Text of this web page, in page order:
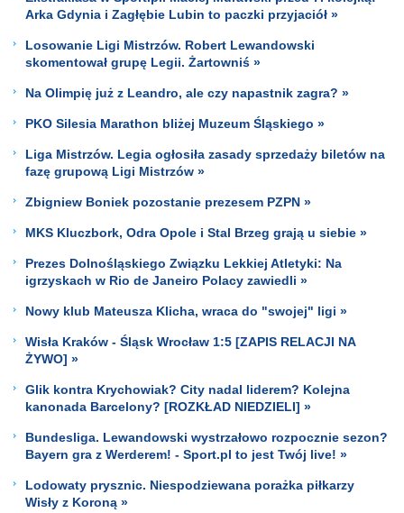
Arka Gdynia i Zagłębie Lubin to paczki przyjaciół »
Losowanie Ligi Mistrzów. Robert Lewandowski
skomentował grupę Legii. Żartowniś »
Na Olimpię już z Leandro, ale czy napastnik zagra? »
PKO Silesia Marathon bliżej Muzeum Śląskiego »
Liga Mistrzów. Legia ogłosiła zasady sprzedaży biletów na
fazę grupową Ligi Mistrzów »
Zbigniew Boniek pozostanie prezesem PZPN »
MKS Kluczbork, Odra Opole i Stal Brzeg grają u siebie »
Prezes Dolnośląskiego Związku Lekkiej Atletyki: Na
igrzyskach w Rio de Janeiro Polacy zawiedli »
Nowy klub Mateusza Klicha, wraca do "swojej" ligi »
Wisła Kraków - Śląsk Wrocław 1:5 [ZAPIS RELACJI NA
ŻYWO] »
Glik kontra Krychowiak? City nadal liderem? Kolejna
kanonada Barcelony? [ROZKŁAD NIEDZIELI] »
Bundesliga. Lewandowski wystrzałowo rozpocznie sezon?
Bayern gra z Werderem! - Sport.pl to jest Twój live! »
Lodowaty prysznic. Niespodziewana porażka piłkarzy
Wisły z Koroną »